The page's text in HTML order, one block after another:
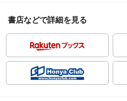
書店などで詳細を見る